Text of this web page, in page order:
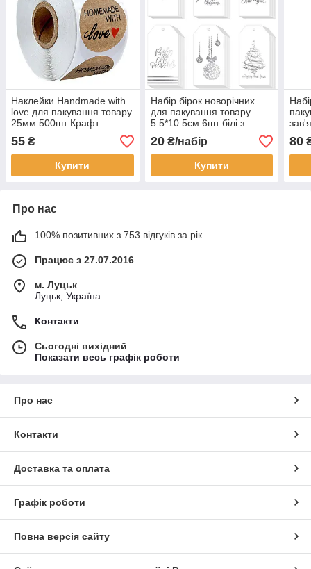
Наклейки Handmade with
love для пакування товару
25мм 500шт Крафт
THD063
55 ₴
Купити
Набір бірок новорічних
для пакування товару
5.5*10.5см 6шт білі з
сріблом THD092
20₴/набір
Купити
80
Про нас
100% позитивних з 753 відгуків за рік
Працює з 27.07.2016
м. Луцьк
Луцьк, Україна
Контакти
Сьогодні вихідний
Показати весь графік роботи
Про нас
Контакти
Доставка та оплата
Графік роботи
Повна версія сайту